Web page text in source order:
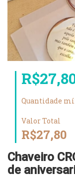
Quantidade
Valor Total
R$27,80
Chaveiro
de